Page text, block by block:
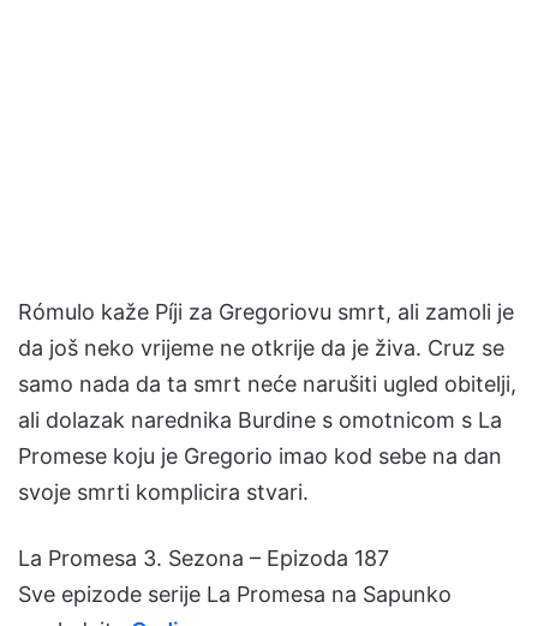
Rómulo kaže Píji za Gregoriovu smrt, ali zamoli je
da još neko vrijeme ne otkrije da je živa. Cruz se
samo nada da ta smrt neće narušiti ugled obitelji,
ali dolazak narednika Burdine s omotnicom s La
Promese koju je Gregorio imao kod sebe na dan
svoje smrti komplicira stvari.
La Promesa 3. Sezona – Epizoda 187
Sve epizode serije La Promesa na Sapunko